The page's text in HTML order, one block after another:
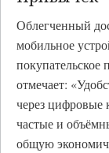
Облегченный
мобильное
покупательское
отмечает:
через цифровые
частые и
общую